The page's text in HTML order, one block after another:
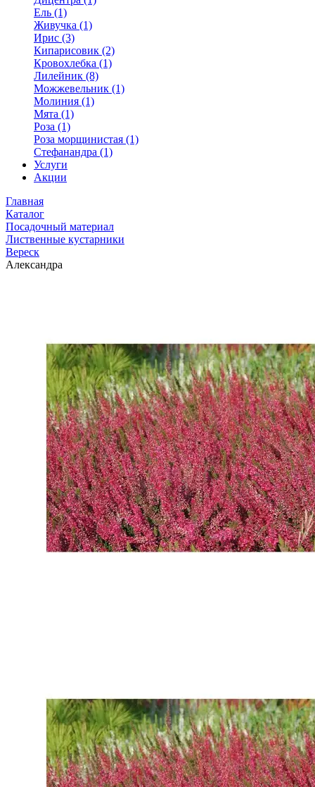
Ель (1)
Живучка (1)
Ирис (3)
Кипарисовик (2)
Кровохлебка (1)
Лилейник (8)
Можжевельник (1)
Молиния (1)
Мята (1)
Роза (1)
Роза морщинистая (1)
Стефанандра (1)
Услуги
Акции
Главная
Каталог
Посадочный материал
Лиственные кустарники
Вереск
Александра